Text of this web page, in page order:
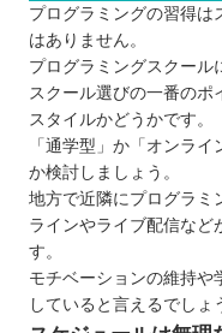
プログラミングの習得は
はありません。
プログラミングスクール
スクール選びの一番のポ
スタイルかどうかです。
「通学型」か「オンラ
か検討しましょう。
地方で近隣にプログラミ
ラインやライブ配信など
す。
モチベーションの維持や
していると言えるでしょ